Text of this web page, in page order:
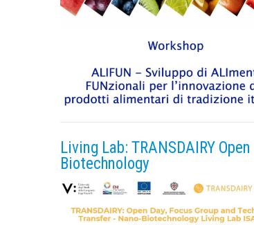
Living Lab: TRANSDAIRY
Biotechnology